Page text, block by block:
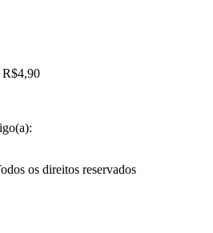
os direitos reservados